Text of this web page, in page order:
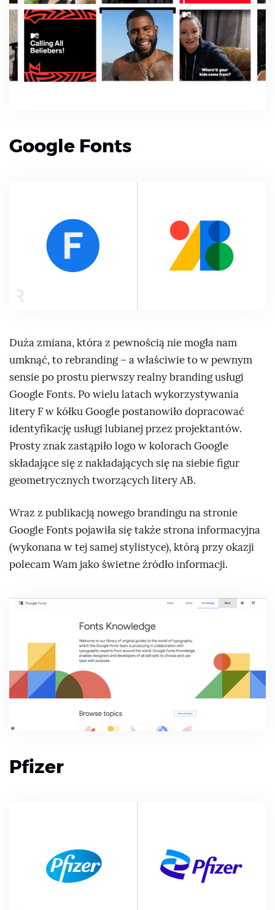
Google Fonts
Duża zmiana, która z pewnością nie mogła nam
umknąć, to rebranding – a właściwie to w pewnym
sensie po prostu pierwszy realny branding usługi
Google Fonts. Po wielu latach wykorzystywania
litery F w kółku Google postanowiło dopracować
identyfikację usługi lubianej przez projektantów.
Prosty znak zastąpiło logo w kolorach Google
składające się z nakładających się na siebie figur
geometrycznych tworzących litery AB.
Wraz z publikacją nowego brandingu na stronie
Google Fonts pojawiła się także strona informacyjna
(wykonana w tej samej stylistyce), którą przy okazji
polecam Wam jako świetne źródło informacji.
Pfizer